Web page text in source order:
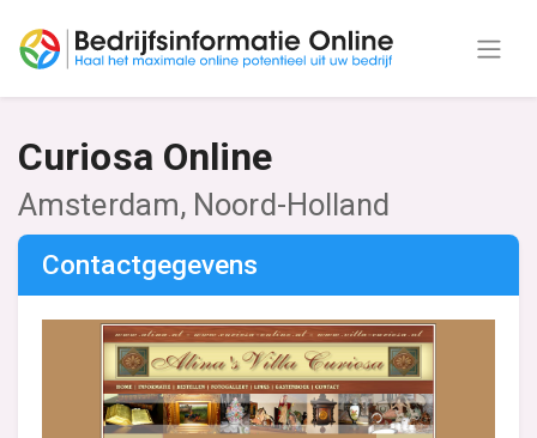
Curiosa Online
Amsterdam, Noord-Holland
Contactgegevens